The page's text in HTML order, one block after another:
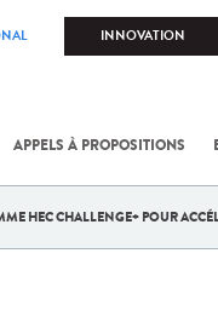
INNOVATION
APPELS À PROPOSITIONS
HEC CHALLENGE+ POUR